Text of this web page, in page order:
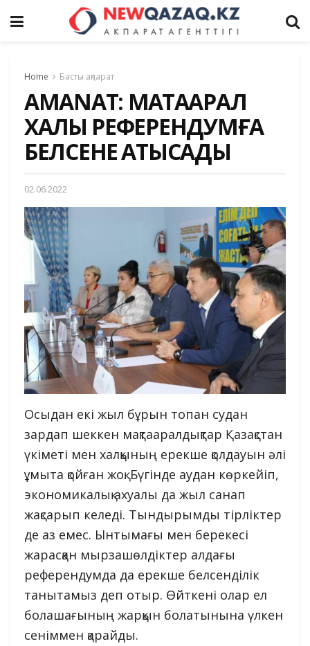
Home Басты ақпарат
AMANAT: МАҚТААРАЛ
ХАЛҚЫ РЕФЕРЕНДУМҒА
БЕЛСЕНЕ ҚАТЫСАДЫ
02.06.2022
Осыдан екі жыл бұрын топан судан
зардап шеккен мақтааралдықтар Қазақстан
үкіметі мен халқының ерекше қолдауын әлі
ұмыта қойған жоқ. Бүгінде аудан көркейіп,
экономикалық ахуалы да жыл санап
жақсарып келеді. Тындырымды тірліктер
де аз емес. Ынтымағы мен берекесі
жарасқан мырзашөлдіктер алдағы
референдумда да ерекше белсенділік
танытамыз деп отыр. Өйткені олар ел
болашағының жарқын болатынына үлкен
сеніммен қарайды.